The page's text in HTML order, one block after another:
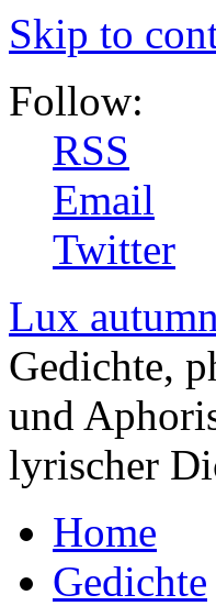
Skip to
Follow:
RSS
Email
Twitter
Lux
Gedichte,
und
lyrischer
Home
Gedichte